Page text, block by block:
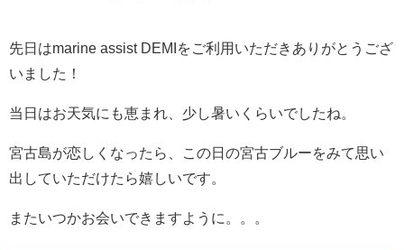
先日はmarine assist DEMIをご利用いただきありがとうござ
いました！
当日はお天気にも恵まれ、少し暑いくらいでしたね。
宮古島が恋しくなったら、この日の宮古ブルーをみて思い
出していただけたら嬉しいです。
またいつかお会いできますように。。。